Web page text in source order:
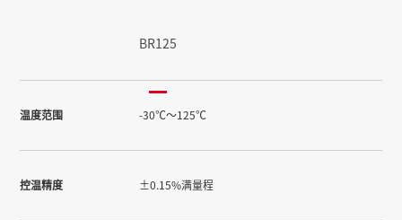
BR125
温度范围 -30℃～125℃
控温精度 ±0.15%满量程